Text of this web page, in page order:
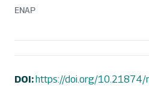
ENAP
DOI:https://doi.org/10.21874/